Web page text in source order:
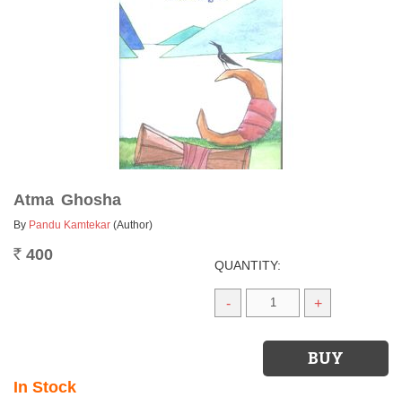
Atma Ghosha
By Pandu Kamtekar (Author)
Rs. 400
QUANTITY:
- +
In Stock